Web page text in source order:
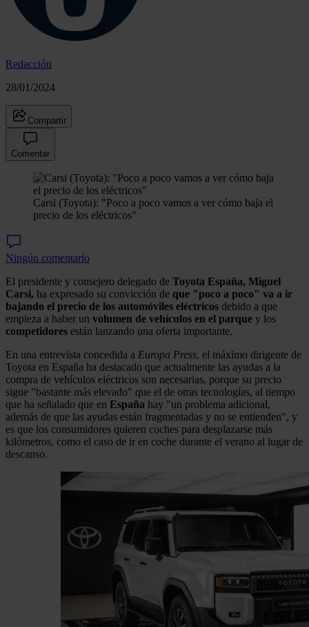
Redacción
28/01/2024
Compartir
Comentar
Carsi (Toyota): "Poco a poco vamos a ver cómo baja el
precio de los eléctricos"
Ningún comentario
El presidente y consejero delegado de Toyota España, Miguel
Carsi, ha expresado su convicción de que "poco a poco" va a ir
bajando el precio de los automóviles eléctricos debido a que
empieza a haber un volumen de vehículos en el parque y los
competidores están lanzando una oferta importante.
En una entrevista concedida a Europa Press, el máximo dirigente de
Toyota en España ha destacado que actualmente las ayudas a la
compra de vehículos eléctricos son necesarias, porque su precio
sigue "bastante más elevado" que el de otras tecnologías, al tiempo
que ha señalado que en España hay "un problema adicional,
además de que las ayudas están fragmentadas y no se entienden", y
es que los consumidores quieren coches para desplazarse más
kilómetros, como el caso de ir en coche durante el verano al lugar de
descanso.